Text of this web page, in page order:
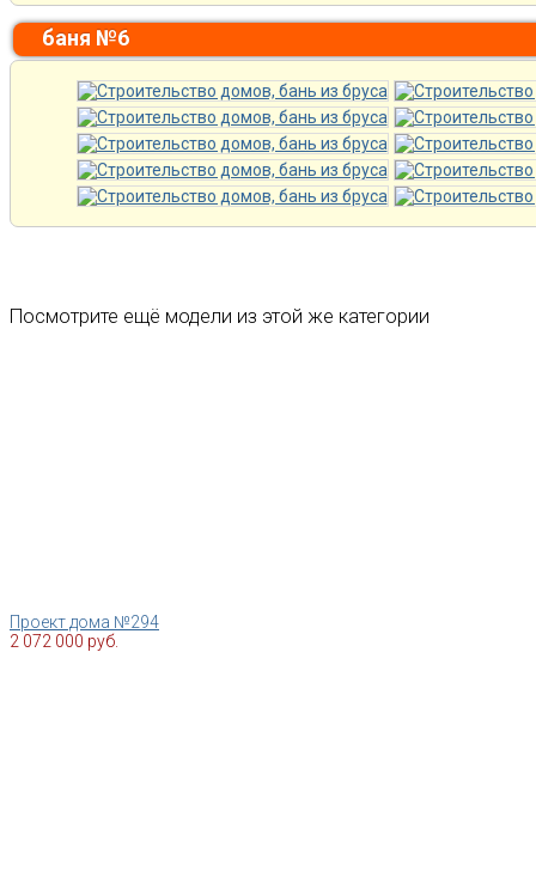
баня №6
Посмотрите ещё модели из этой же категории
Проект дома №294
2 072 000 руб.